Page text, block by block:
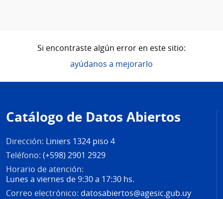
Si encontraste algún error en este sitio:
ayúdanos a mejorarlo
de
página
Catálogo de Datos Abiertos
Dirección: Liniers 1324 piso 4
Teléfono: (+598) 2901 2929
Horario de atención:
Lunes a viernes de 9:30 a 17:30 hs.
Correo electrónico: datosabiertos@agesic.gub.uy